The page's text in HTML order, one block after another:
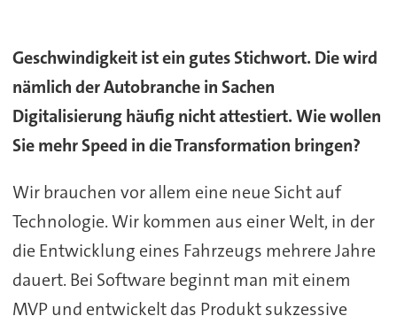
Geschwindigkeit ist ein gutes Stichwort. Die wird
nämlich der Autobranche in Sachen
Digitalisierung häufig nicht attestiert. Wie wollen
Sie mehr Speed in die Transformation bringen?
Wir brauchen vor allem eine neue Sicht auf
Technologie. Wir kommen aus einer Welt, in der
die Entwicklung eines Fahrzeugs mehrere Jahre
dauert. Bei Software beginnt man mit einem
MVP und entwickelt das Produkt sukzessive